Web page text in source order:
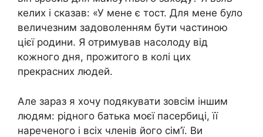
келих і сказав: «У мене є тост. Для мене було
величезним задоволенням бути частиною
цієї родини. Я отримував насолоду від
кожного дня, прожитого в колі цих
прекрасних людей.
Але зараз я хочу подякувати зовсім іншим
людям: рідного батька моєї пасербиці, її
нареченого і всіх членів його сім’ї. Ви